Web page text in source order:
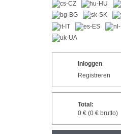
Inloggen
Registreren
Total:
0 € (0 € brutto)